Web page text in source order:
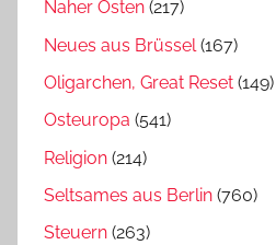
Naher Osten (217)
Neues aus Brüssel (167)
Oligarchen, Great Reset (149)
Osteuropa (541)
Religion (214)
Seltsames aus Berlin (760)
Steuern (263)